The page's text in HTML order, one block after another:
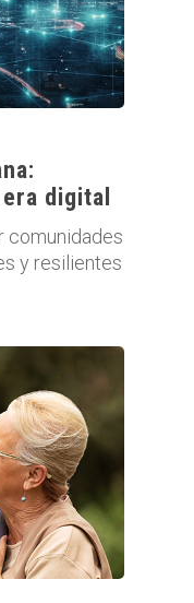
digital
comunidades
y resilientes